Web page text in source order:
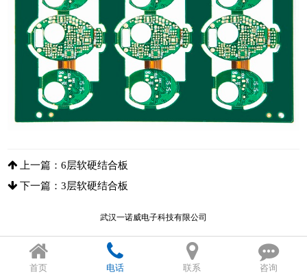
上一篇：6层软硬结合板
下一篇：3层软硬结合板
武汉一诺威电子科技有限公司
首页 电话 联系 咨询